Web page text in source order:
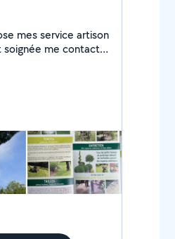
me contacte